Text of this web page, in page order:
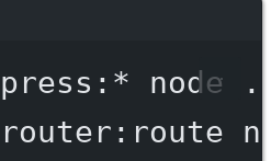
* node